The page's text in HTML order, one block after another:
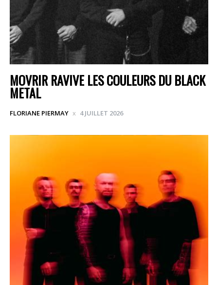
MOVRIR RAVIVE LES COULEURS DU BLACK
METAL
FLORIANE PIERMAY 4 JUILLET 2026